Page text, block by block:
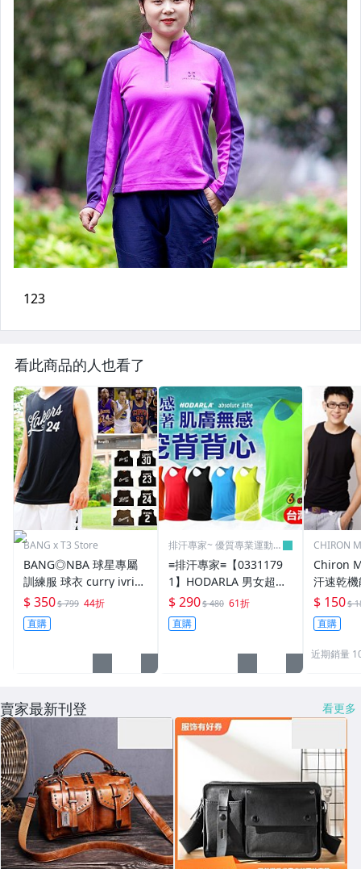
看此商品的人也看了
BANG x T3 Store
BANG◎NBA 球星專屬
訓練服 球衣 curry ivrin
g james kobe 緊身束褲
手環 球褲【A10】
$ 350$ 799 44折
直購
排汗專家~ 優質專業運動休
≡排汗專家≡【0331179
1】HODARLA 男女超輕
量涼感挖背背心( 抗UV
無袖上衣 台灣製
$ 290$ 480 61折
直購
CHIRON
Chiron
汗速乾
汗效果提升
贈1件《
$ 150$
直購
近期銷量
賣家最新刊登 看更多